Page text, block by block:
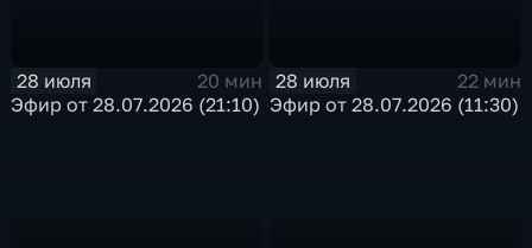
28 июля
20 мин
Эфир от 28.07.2026 (21:10)
28 июля
22 мин
Эфир от 28.07.2026 (11:30)